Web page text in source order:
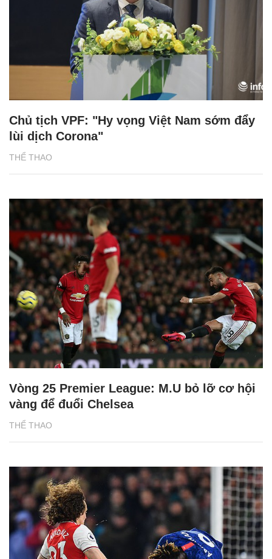
THỂ THAO
Chủ tịch VPF: "Hy vọng Việt Nam sớm đẩy
lùi dịch Corona"
THỂ THAO
Vòng 25 Premier League: M.U bỏ lỡ cơ hội
vàng để đuổi Chelsea